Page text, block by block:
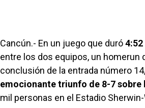
Cancún.- En un juego que duró
entre los dos equipos, un homerun
conclusión de la entrada número
emocionante triunfo de 8-7 sobre
mil personas en el Estadio